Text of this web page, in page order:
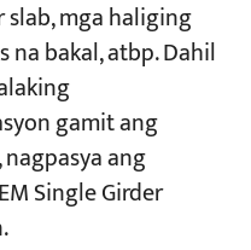
mga haliging
na bakal, atbp. Dahil
gamit ang
ang
Single Girder